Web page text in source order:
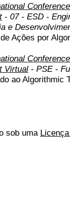
- 07 - ESD -
e
Ações por
Virtual - PSE -
ao Algorithmic
sob uma